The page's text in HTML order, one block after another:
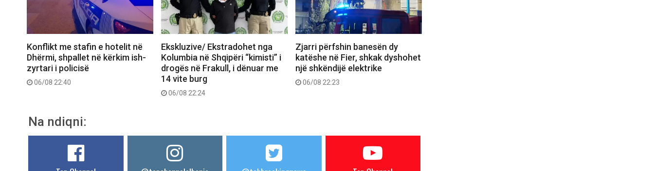
Konflikt me stafin e hotelit në
Dhërmi, shpallet në kërkim ish-
zyrtari i policisë
06/08 22:40
Ekskluzive/ Ekstradohet nga
Kolumbia në Shqipëri “kimisti” i
drogës në Frakull, i dënuar me
14 vite burg
06/08 22:24
Zjarri përfshin banesën dy
katëshe në Fier, shkak dyshohet
një shkëndijë elektrike
06/08 22:23
Na ndiqni: